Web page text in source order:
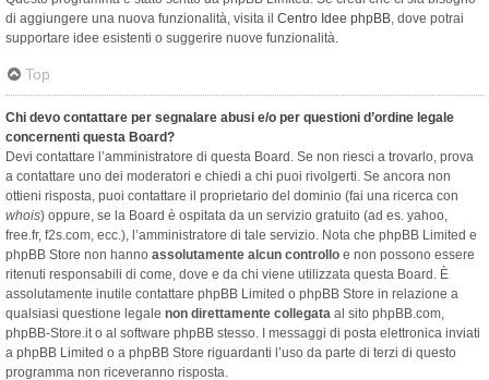
di aggiungere una nuova funzionalità, visita il Centro Idee phpBB, dove potrai
supportare idee esistenti o suggerire nuove funzionalità.
Top
Chi devo contattare per segnalare abusi e/o per questioni d’ordine legale
concernenti questa Board?
Devi contattare l’amministratore di questa Board. Se non riesci a trovarlo, prova
a contattare uno dei moderatori e chiedi a chi puoi rivolgerti. Se ancora non
ottieni risposta, puoi contattare il proprietario del dominio (fai una ricerca con
whois) oppure, se la Board è ospitata da un servizio gratuito (ad es. yahoo,
free.fr, f2s.com, ecc.), l’amministratore di tale servizio. Nota che phpBB Limited e
phpBB Store non hanno assolutamente alcun controllo e non possono essere
ritenuti responsabili di come, dove e da chi viene utilizzata questa Board. È
assolutamente inutile contattare phpBB Limited o phpBB Store in relazione a
qualsiasi questione legale non direttamente collegata al sito phpBB.com,
phpBB-Store.it o al software phpBB stesso. I messaggi di posta elettronica inviati
a phpBB Limited o a phpBB Store riguardanti l’uso da parte di terzi di questo
programma non riceveranno risposta.